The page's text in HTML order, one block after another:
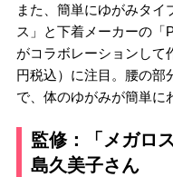
また、簡単にゆがみタイ
ス」と下着メーカーの「
がコラボレーションして
円税込）に注目。腰の部
で、体のゆがみが簡単に
監修：「メガロ
島久美子さん